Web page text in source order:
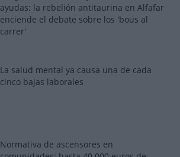
ayudas: la rebelión antitaurina en Alfafar
enciende el debate sobre los 'bous al
carrer'
La salud mental ya causa una de cada
cinco bajas laborales
Normativa de ascensores en